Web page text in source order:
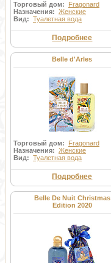
Торговый дом: Fragonard
Назначения: Женские
Вид: Туалетная вода
Подробнее
Belle d'Arles
Торговый дом: Fragonard
Назначения: Женские
Вид: Туалетная вода
Подробнее
Belle De Nuit Christmas
Edition 2020